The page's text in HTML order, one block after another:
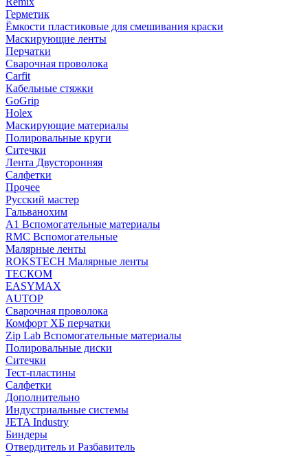
Герметик
Ёмкости пластиковые для смешивания краски
Маскирующие ленты
Перчатки
Сварочная проволока
Carfit
Кабельные стяжки
GoGrip
Holex
Маскирующие материалы
Полировальные круги
Ситечки
Лента Двусторонняя
Салфетки
Прочее
Русский мастер
Гальванохим
А1 Вспомогательные материалы
RMC Вспомогательные
Малярные ленты
ROKSTECH Малярные ленты
ТЕСКОМ
EASYMAX
AUTOP
Сварочная проволока
Комфорт ХБ перчатки
Zip Lab Вспомогательные материалы
Полировальные диски
Ситечки
Тест-пластины
Салфетки
Дополнительно
Индустриальные системы
JETA Industry
Биндеры
Отвердитель и Разбавитель